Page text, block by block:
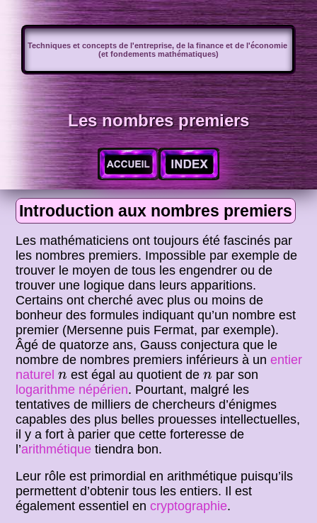
Techniques et concepts de l'entreprise, de la finance et de l'économie
(et fondements mathématiques)
Les nombres premiers
Introduction aux nombres premiers
Les mathématiciens ont toujours été fascinés par
les nombres premiers. Impossible par exemple de
trouver le moyen de tous les engendrer ou de
trouver une logique dans leurs apparitions.
Certains ont cherché avec plus ou moins de
bonheur des formules indiquant qu’un nombre est
premier (Mersenne puis Fermat, par exemple).
Âgé de quatorze ans, Gauss conjectura que le
nombre de nombres premiers inférieurs à unentier
naturel n
n est égal au quotient den
n par son
logarithme népérien. Pourtant, malgré les
tentatives de milliers de chercheurs d’énigmes
capables des plus belles prouesses intellectuelles,
il y a fort à parier que cette forteresse de
l’arithmétique tiendra bon.
Leur rôle est primordial en arithmétique puisqu’ils
permettent d’obtenir tous les entiers. Il est
également essentiel encryptographie.